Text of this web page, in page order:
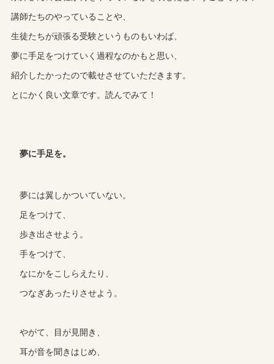
講師たちのやっていることや、
生徒たちが頑張る受験というものもいわば、
夢に手足をつけていく過程なのかもと思い、
紹介したかったので載せさせていただきます。
とにかく良い文章です。読んでみて！
夢に手足を。
夢には翼しかついていない。
足をつけて、
歩き出させよう。
手をつけて、
なにかをこしらえたり、
つなぎあったりさせよう。
やがて、目が見開き、
耳が音を聞きはじめ、